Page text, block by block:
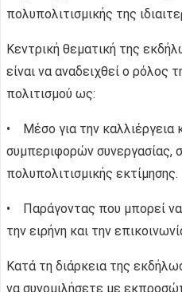
πολυπολιτισμικής της
Κεντρική θεματική της
είναι να αναδειχθεί ο ρόλος
πολιτισμού ως:
• Μέσο για την καλλιέργεια
συμπεριφορών συνεργασίας,
πολυπολιτισμικής εκτίμησης.
• Παράγοντας που μπορεί να
την ειρήνη και την
Κατά τη διάρκεια της
να συνομιλήσετε με